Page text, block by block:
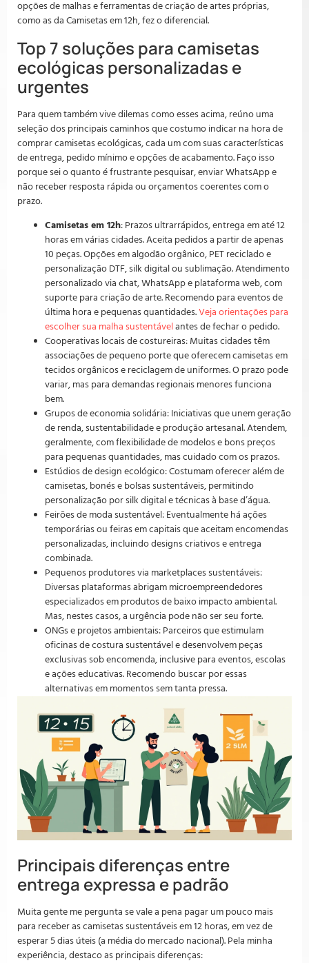
opções de malhas e ferramentas de criação de artes próprias,
como as da Camisetas em 12h, fez o diferencial.
Top 7 soluções para camisetas
ecológicas personalizadas e
urgentes
Para quem também vive dilemas como esses acima, reúno uma
seleção dos principais caminhos que costumo indicar na hora de
comprar camisetas ecológicas, cada um com suas características
de entrega, pedido mínimo e opções de acabamento. Faço isso
porque sei o quanto é frustrante pesquisar, enviar WhatsApp e
não receber resposta rápida ou orçamentos coerentes com o
prazo.
Camisetas em 12h: Prazos ultrarrápidos, entrega em até 12
horas em várias cidades. Aceita pedidos a partir de apenas
10 peças. Opções em algodão orgânico, PET reciclado e
personalização DTF, silk digital ou sublimação. Atendimento
personalizado via chat, WhatsApp e plataforma web, com
suporte para criação de arte. Recomendo para eventos de
última hora e pequenas quantidades.Veja orientações para
escolher sua malha sustentávelantes de fechar o pedido.
Cooperativas locais de costureiras: Muitas cidades têm
associações de pequeno porte que oferecem camisetas em
tecidos orgânicos e reciclagem de uniformes. O prazo pode
variar, mas para demandas regionais menores funciona
bem.
Grupos de economia solidária: Iniciativas que unem geração
de renda, sustentabilidade e produção artesanal. Atendem,
geralmente, com flexibilidade de modelos e bons preços
para pequenas quantidades, mas cuidado com os prazos.
Estúdios de design ecológico: Costumam oferecer além de
camisetas, bonés e bolsas sustentáveis, permitindo
personalização por silk digital e técnicas à base d’água.
Feirões de moda sustentável: Eventualmente há ações
temporárias ou feiras em capitais que aceitam encomendas
personalizadas, incluindo designs criativos e entrega
combinada.
Pequenos produtores via marketplaces sustentáveis:
Diversas plataformas abrigam microempreendedores
especializados em produtos de baixo impacto ambiental.
Mas, nestes casos, a urgência pode não ser seu forte.
ONGs e projetos ambientais: Parceiros que estimulam
oficinas de costura sustentável e desenvolvem peças
exclusivas sob encomenda, inclusive para eventos, escolas
e ações educativas. Recomendo buscar por essas
alternativas em momentos sem tanta pressa.
Principais diferenças entre
entrega expressa e padrão
Muita gente me pergunta se vale a pena pagar um pouco mais
para receber as camisetas sustentáveis em 12 horas, em vez de
esperar 5 dias úteis (a média do mercado nacional). Pela minha
experiência, destaco as principais diferenças: